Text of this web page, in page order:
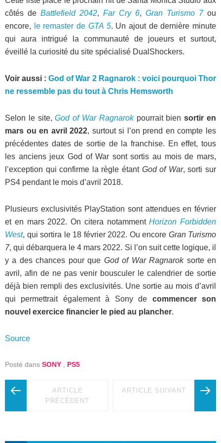
côtés de Battlefield 2042, Far Cry 6, Gran Turismo 7ou
encore, le remaster de GTA 5. Un ajout de dernière minute
qui aura intrigué la communauté de joueurs et surtout,
éveillé la curiosité du site spécialisé DualShockers.
Voir aussi :God of War 2 Ragnarok : voici pourquoi Thor
ne ressemble pas du tout à Chris Hemsworth
Selon le site,God of War Ragnarokpourrait biensortir en
mars ou en avril 2022, surtout si l’on prend en compte les
précédentes dates de sortie de la franchise. En effet, tous
les anciens jeux God of War sont sortis au mois de mars,
l’exception qui confirme la règle étant God of War, sorti sur
PS4 pendant le mois d’avril 2018.
Plusieurs exclusivités PlayStation sont attendues en février
et en mars 2022. On citera notammentHorizon Forbidden
West, qui sortira le 18 février 2022. Ou encore Gran Turismo
7, qui débarquera le 4 mars 2022. Si l’on suit cette logique, il
y a des chances pour que God of War Ragnaroksorte en
avril, afin de ne pas venir bousculer le calendrier de sortie
déjà bien rempli des exclusivités. Une sortie au mois d’avril
qui permettrait également à Sony de commencer son
nouvel exercice financier le pied au plancher.
Source
Posté dans SONY , PS5
ARTICLE
PRÉCÉDENT
ARTICLE SUIVANT